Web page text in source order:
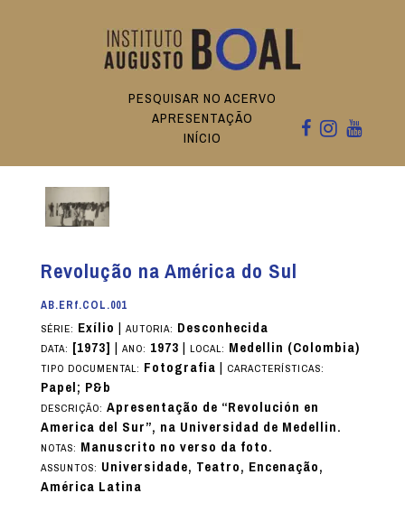
PESQUISAR NO ACERVO
APRESENTAÇÃO
INÍCIO
Revolução na América do Sul
AB.ERf.COL.001
SÉRIE: Exílio | AUTORIA: Desconhecida
DATA: [1973] | ANO: 1973| LOCAL: Medellin (Colombia)
TIPO DOCUMENTAL: Fotografia| CARACTERÍSTICAS:
Papel; P&b
DESCRIÇÃO: Apresentação de “Revolución en
America del Sur”, na Universidad de Medellin.
NOTAS: Manuscrito no verso da foto.
ASSUNTOS: Universidade, Teatro, Encenação,
América Latina